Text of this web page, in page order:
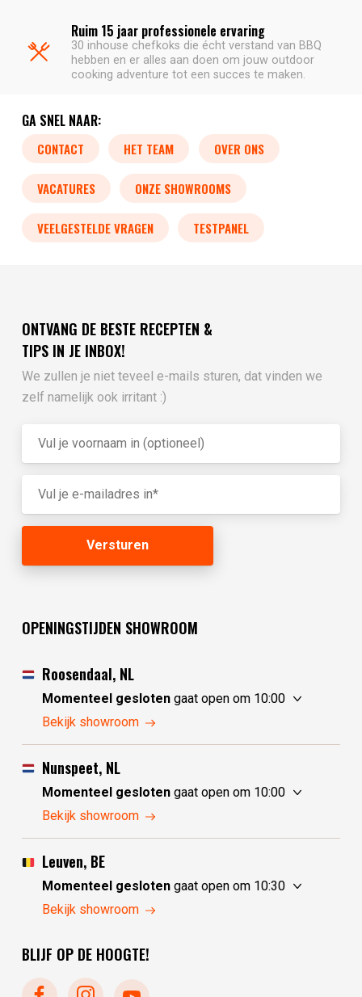
Ruim 15 jaar professionele ervaring
30 inhouse chefkoks die écht verstand van BBQ
hebben en er alles aan doen om jouw outdoor
cooking adventure tot een succes te maken.
GA SNEL NAAR:
CONTACT HET TEAM OVER ONS
VACATURES ONZE SHOWROOMS
VEELGESTELDE VRAGEN TESTPANEL
ONTVANG DE BESTE RECEPTEN &
TIPS IN JE INBOX!
We zullen je niet teveel e-mails sturen, dat vinden we
zelf namelijk ook irritant :)
OPENINGSTIJDEN SHOWROOM
Roosendaal, NL
Momenteel geslotengaat open om 10:00
zaterdag
zondag
10:00 - 17:30
maandag
dinsdag
gesloten
woensdag
Bekijk showroom
Nunspeet, NL
Momenteel geslotengaat open om 10:00
zaterdag
zondag
gesloten
maandag
dinsdag
10:00 - 17:30
woensdag
Bekijk showroom
Leuven, BE
Momenteel geslotengaat open om 10:30
zaterdag
maandag
Bekijk showroom
BLIJF OP DE HOOGTE!